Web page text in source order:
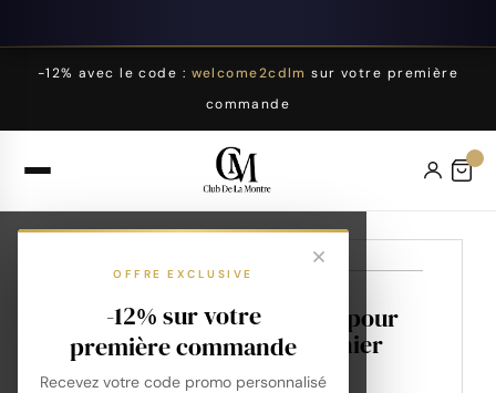
-12% avec le code : welcome2cdlm sur votre première
commande
OFFRE EXCLUSIVE
-12% sur votre
première commande
Recevez votre code promo personnalisé
Date : 27/02/2025
Les nouvelles Paddock pour
femme de Pierre Lannier